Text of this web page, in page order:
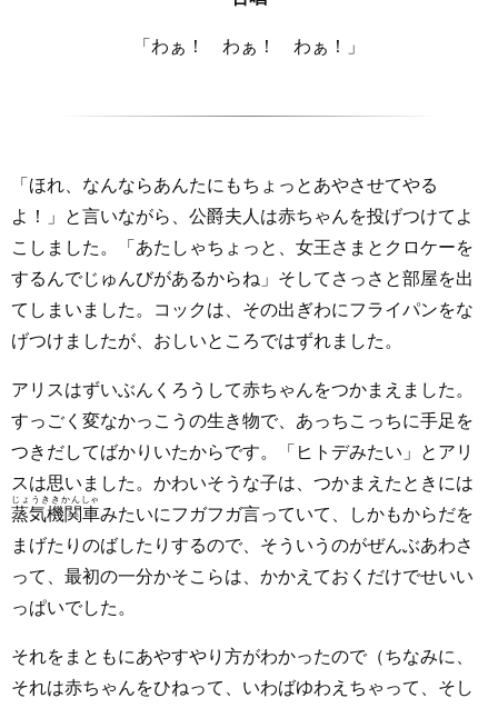
「わぁ！ わぁ！ わぁ！」
「ほれ、なんならあんたにもちょっとあやさせてやる
よ！」と言いながら、公爵夫人は赤ちゃんを投げつけてよ
こしました。「あたしゃちょっと、女王さまとクロケーを
するんでじゅんびがあるからね」そしてさっさと部屋を出
てしまいました。コックは、その出ぎわにフライパンをな
げつけましたが、おしいところではずれました。
アリスはずいぶんくろうして赤ちゃんをつかまえました。
すっごく変なかっこうの生き物で、あっちこっちに手足を
つきだしてばかりいたからです。「ヒトデみたい」とアリ
スは思いました。かわいそうな子は、つかまえたときには
蒸気機関車
じょうききかんしゃ
みたいにフガフガ言っていて、しかもからだを
まげたりのばしたりするので、そういうのがぜんぶあわさ
って、最初の一分かそこらは、かかえておくだけでせいい
っぱいでした。
それをまともにあやすやり方がわかったので（ちなみに、
それは赤ちゃんをひねって、いわばゆわえちゃって、そし